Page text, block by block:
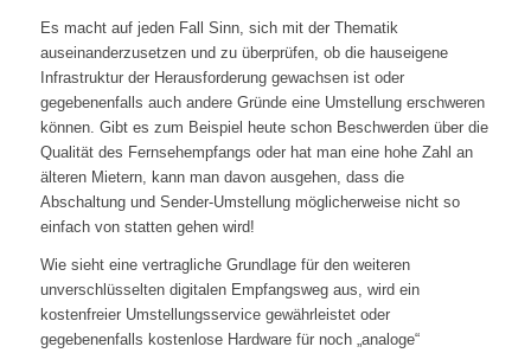
Es macht auf jeden Fall Sinn, sich mit der Thematik
auseinanderzusetzen und zu überprüfen, ob die hauseigene
Infrastruktur der Herausforderung gewachsen ist oder
gegebenenfalls auch andere Gründe eine Umstellung erschweren
können. Gibt es zum Beispiel heute schon Beschwerden über die
Qualität des Fernsehempfangs oder hat man eine hohe Zahl an
älteren Mietern, kann man davon ausgehen, dass die
Abschaltung und Sender-Umstellung möglicherweise nicht so
einfach von statten gehen wird!
Wie sieht eine vertragliche Grundlage für den weiteren
unverschlüsselten digitalen Empfangsweg aus, wird ein
kostenfreier Umstellungsservice gewährleistet oder
gegebenenfalls kostenlose Hardware für noch „analoge“